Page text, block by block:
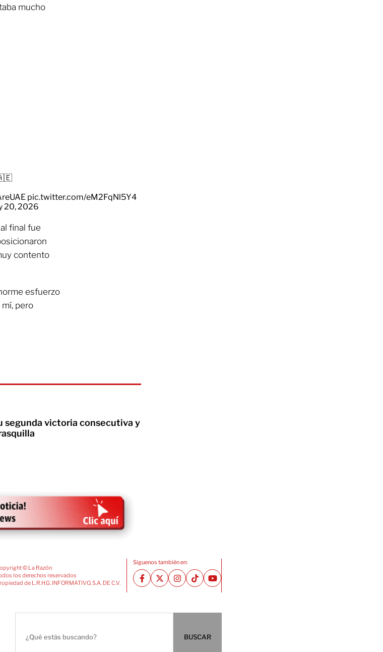
mucho
pic.twitter.com/eM2FqNl5Y4
20, 2026
final fue
contento
esfuerzo
pero
segunda victoria consecutiva y
© La Razón
los derechos reservados
de L.R.H.G. INFORMATIVO, S.A. DE C.V.
Siguenos también en:
BUSCAR